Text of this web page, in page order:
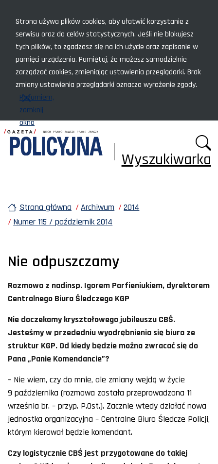
Strona używa plików cookies, aby ułatwić korzystanie z
serwisu oraz do celów statystycznych. Jeśli nie blokujesz
tych plików, to zgadzasz się na ich użycie oraz zapisanie w
pamięci urządzenia. Pamiętaj, że możesz samodzielnie
zarządzać cookies, zmieniając ustawienia przeglądarki. Brak
zmiany ustawienia przeglądarki oznacza wyrażenie zgody.
Rozumiem,
zamknij
okno
Wyszukiwarka
Strona główna Archiwum
2014
Numer 115 / październik 2014
Nie odpuszczamy
Rozmowa z nadinsp. Igorem Parfieniukiem, dyrektorem
Centralnego Biura Śledczego KGP
Nie doczekamy kryształowego jubileuszu CBŚ.
Jesteśmy w przededniu wyodrębnienia się biura ze
struktur KGP. Od kiedy będzie można zwracać się do
Pana „Panie Komendancie”?
– Nie wiem, czy do mnie, ale zmiany wejdą w życie
9 października (rozmowa została przeprowadzona 11
września br. – przyp. P.Ost.). Zacznie wtedy działać nowa
jednostka organizacyjna – Centralne Biuro Śledcze Policji,
którym kierował będzie komendant.
Czy logistycznie CBŚ jest przygotowane do takiej